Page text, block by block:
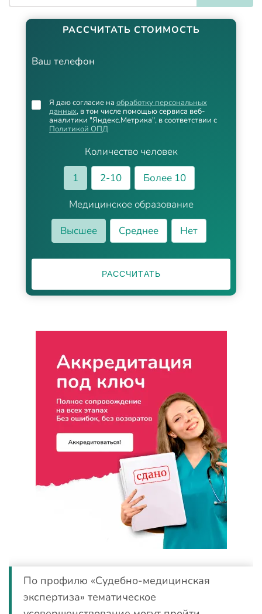
РАССЧИТАТЬ СТОИМОСТЬ
Ваш телефон
Количество человек
1
2-10
Более 10
Медицинское образование
Высшее
Среднее Нет
Я даю согласие на обработку персональных
данных, в том числе помощью сервиса веб-
аналитики "Яндекс.Метрика", в соответствии с
Политикой ОПД
РАССЧИТАТЬ
По профилю «Судебно-медицинская
экспертиза» тематическое